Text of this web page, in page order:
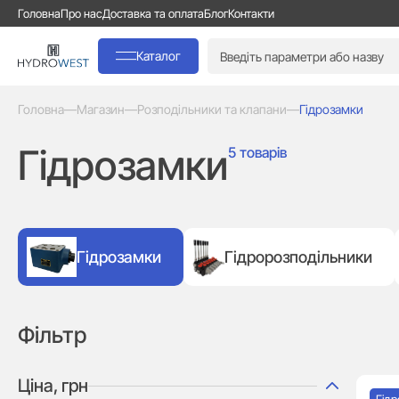
ГоловнаПро насДоставка та оплатаБлогКонтакти
Каталог
Головна—Магазин—Розподільники та клапани—Гідрозамки
Гідрозамки5 товарів
Гідророзподільники
Гідрозамки
Фільтр
Ціна, грн